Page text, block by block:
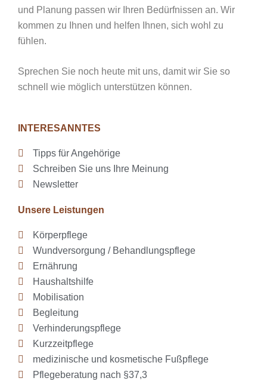
und Planung passen wir Ihren Bedürfnissen an. Wir
kommen zu Ihnen und helfen Ihnen, sich wohl zu
fühlen.
Sprechen Sie noch heute mit uns, damit wir Sie so
schnell wie möglich unterstützen können.
INTERESANNTES
Tipps für Angehörige
Schreiben Sie uns Ihre Meinung
Newsletter
Unsere Leistungen
Körperpflege
Wundversorgung / Behandlungspflege
Ernährung
Haushaltshilfe
Mobilisation
Begleitung
Verhinderungspflege
Kurzzeitpflege
medizinische und kosmetische Fußpflege
Pflegeberatung nach §37,3